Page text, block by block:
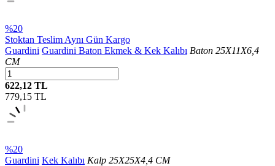
%20
Stoktan Teslim Aynı Gün Kargo
Guardini Guardini Baton Ekmek & Kek Kalıbı Baton 25X11X6,4
CM
622,12 TL
779,15 TL
%20
Guardini Kek Kalıbı Kalp 25X25X4,4 CM